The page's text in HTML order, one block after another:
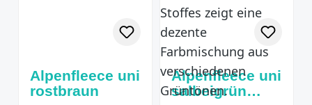
Alpenfleece uni
rostbraun
Alpenfleece uni
salbeigrün